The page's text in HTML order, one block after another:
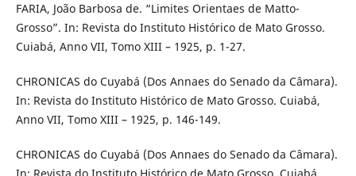
FARIA, João Barbosa de. “Limites Orientaes de Matto-
Grosso”. In: Revista do Instituto Histórico de Mato Grosso.
Cuiabá, Anno VII, Tomo XIII – 1925, p. 1-27.
CHRONICAS do Cuyabá (Dos Annaes do Senado da Câmara).
In: Revista do Instituto Histórico de Mato Grosso. Cuiabá,
Anno VII, Tomo XIII – 1925, p. 146-149.
CHRONICAS do Cuyabá (Dos Annaes do Senado da Câmara).